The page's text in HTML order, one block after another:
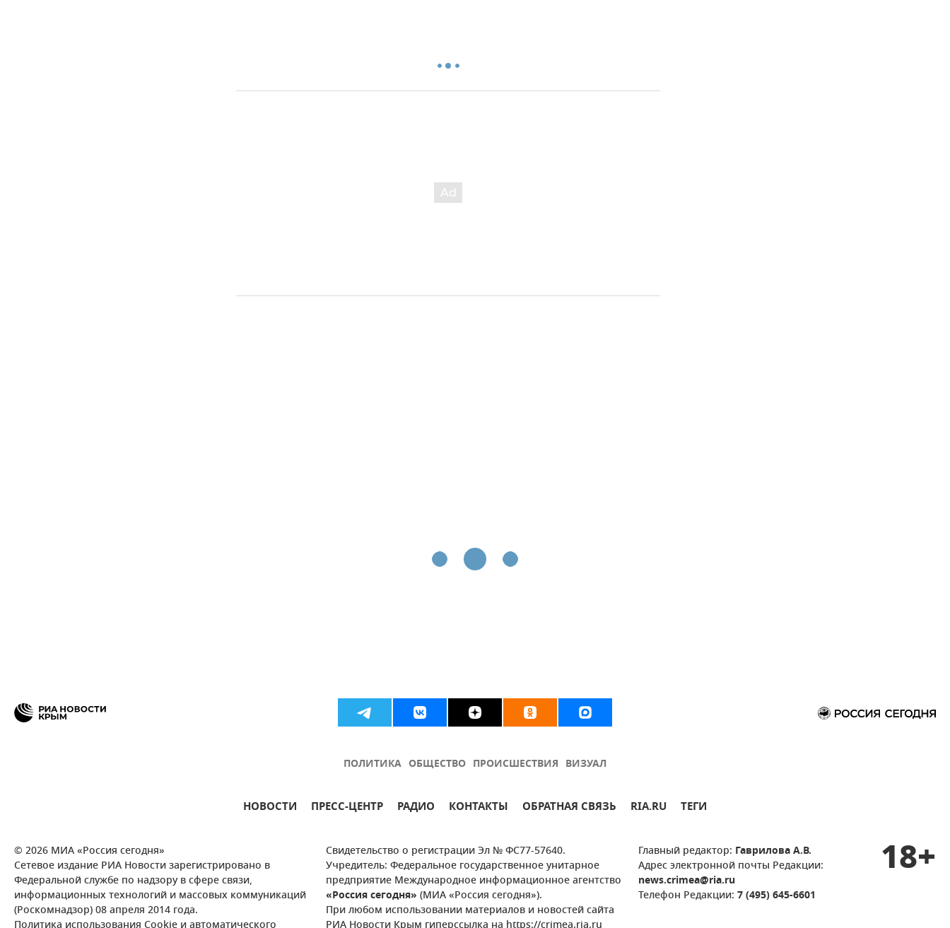
ПОЛИТИКА ОБЩЕСТВО ПРОИСШЕСТВИЯ ВИЗУАЛ
НОВОСТИ ПРЕСС-ЦЕНТР РАДИО КОНТАКТЫ ОБРАТНАЯ СВЯЗЬ RIA.RU ТЕГИ
© 2026 МИА «Россия сегодня»
Сетевое издание РИА Новости зарегистрировано в
Федеральной службе по надзору в сфере связи,
информационных технологий и массовых коммуникаций
(Роскомнадзор) 08 апреля 2014 года.
Свидетельство о регистрации Эл № ФС77-57640.
Учредитель: Федеральное государственное унитарное
предприятие Международное информационное агентство
«Россия сегодня» (МИА «Россия сегодня»).
При любом использовании материалов и новостей сайта
Главный редактор: Гаврилова А.В.
Адрес электронной почты Редакции:
news.crimea@ria.ru
Телефон Редакции: 7 (495) 645-6601
18+